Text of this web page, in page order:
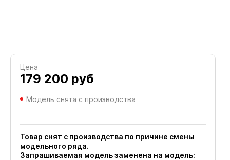
Цена
179 200 руб
Модель снята с производства
Товар снят с производства по причине смены
модельного ряда.
Запрашиваемая модель заменена на модель: